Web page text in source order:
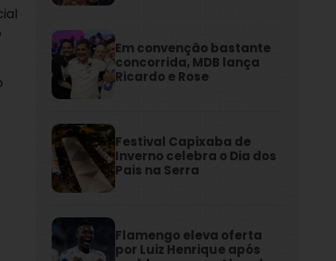
Em convenção bastante
concorrida, MDB lança
Ricardo e Rose
Festival Capixaba de
Inverno celebra o Dia dos
Pais na Serra
Flamengo eleva oferta
por Luiz Henrique após